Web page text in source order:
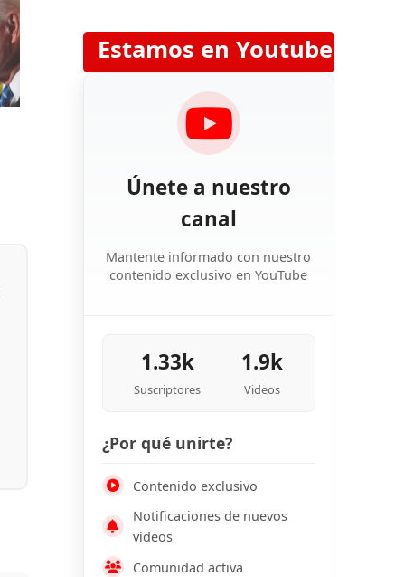
Estamos en Youtube
Únete a nuestro
canal
Mantente informado con nuestro
contenido exclusivo en YouTube
1.33k
Suscriptores
1.9k
Videos
¿Por qué unirte?
Contenido exclusivo
Notificaciones de nuevos
videos
Comunidad activa